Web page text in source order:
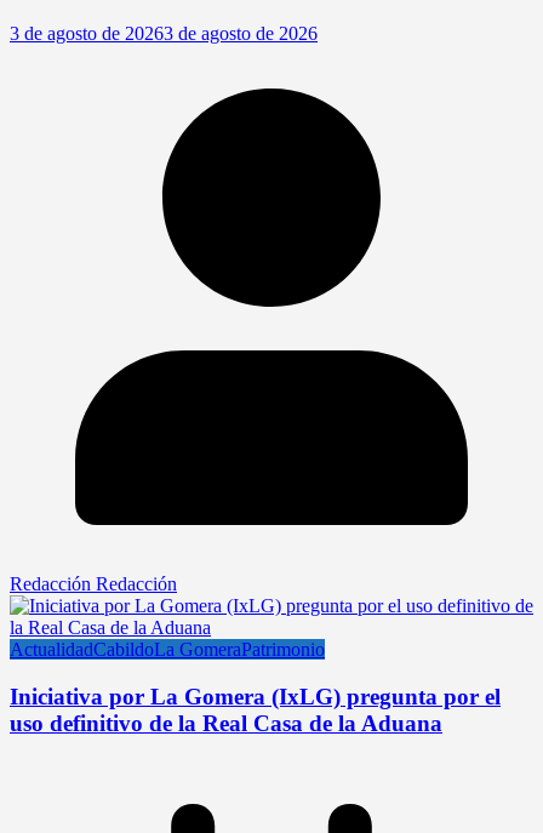
3 de agosto de 20263 de agosto de 2026
Redacción Redacción
ActualidadCabildoLa GomeraPatrimonio
Iniciativa por La Gomera (IxLG) pregunta por el
uso definitivo de la Real Casa de la Aduana